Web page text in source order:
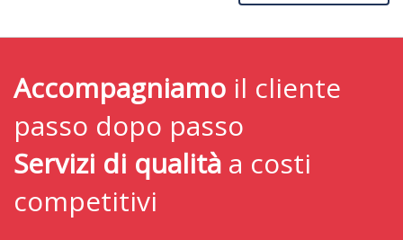
Accompagniamo il cliente
passo dopo passo
Servizi di qualità a costi
competitivi